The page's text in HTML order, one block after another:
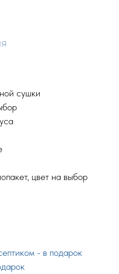
сушки
цвет на выбор
- в подарок